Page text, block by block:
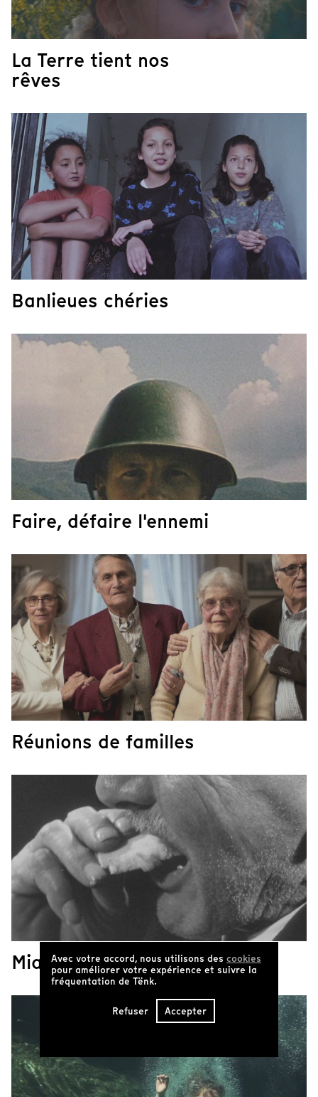
La Terre tient nos
rêves
Banlieues chéries
Faire, défaire l'ennemi
Réunions de familles
Miam, Miam, Miam !
Avec votre accord, nous utilisons des cookies
pour améliorer votre expérience et suivre la
fréquentation de Tënk.
Refuser Accepter